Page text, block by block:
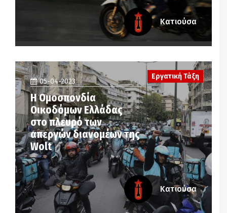
Κατιούσα
05-04-2023
Η Ομοσπονδία
Οικοδόμων Ελλάδας
στο πλευρό των
απεργών διανομέων της
Wolt
Εργατική Τάξη
Κατιούσα